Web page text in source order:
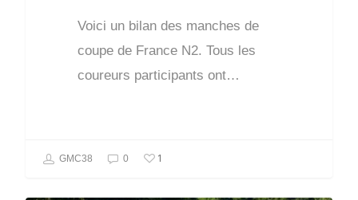
Voici un bilan des manches de
coupe de France N2. Tous les
coureurs participants ont…
GMC38 0 1